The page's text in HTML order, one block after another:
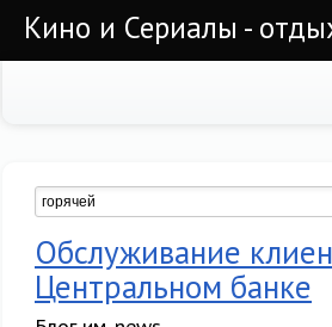
Кино и Сериалы -
Обслуживание
Центральном банке